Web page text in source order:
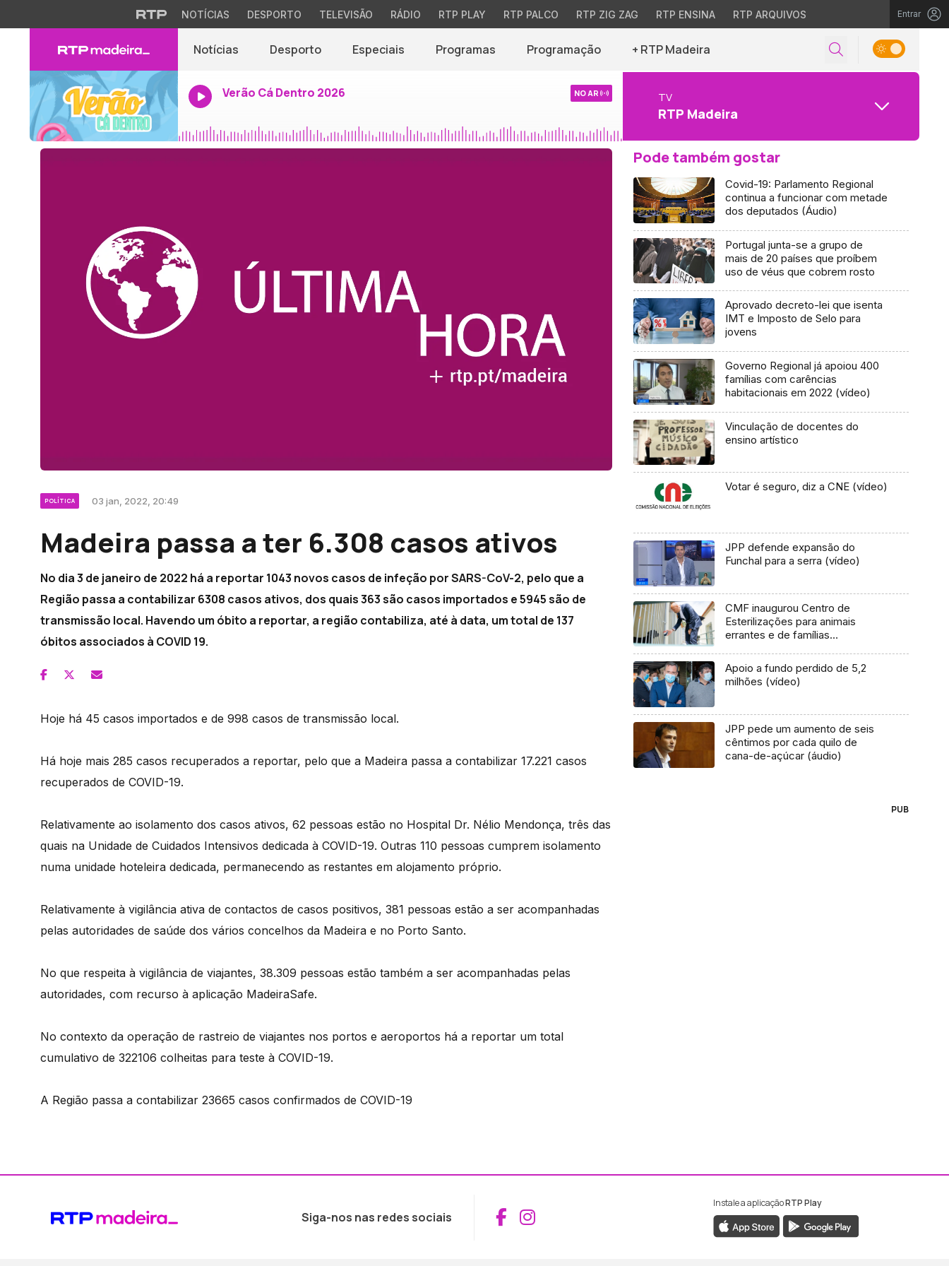
NOTÍCIAS DESPORTO TELEVISÃO RÁDIO RTP PLAY RTP PALCO RTP ZIG ZAG RTP ENSINA RTP ARQUIVOS Entrar
Notícias Desporto Especiais Programas Programação + RTP Madeira
Verão Cá Dentro 2026 NO AR TV
RTP Madeira
POLÍTICA 03 jan, 2022, 20:49
Madeira passa a ter 6.308 casos ativos
No dia 3 de janeiro de 2022 há a reportar 1043 novos casos de infeção por SARS-CoV-2, pelo que a
Região passa a contabilizar 6308 casos ativos, dos quais 363 são casos importados e 5945 são de
transmissão local. Havendo um óbito a reportar, a região contabiliza, até à data, um total de 137
óbitos associados à COVID 19.
Hoje há 45 casos importados e de 998 casos de transmissão local.
Há hoje mais 285 casos recuperados a reportar, pelo que a Madeira passa a contabilizar 17.221 casos
recuperados de COVID-19.
Relativamente ao isolamento dos casos ativos, 62 pessoas estão no Hospital Dr. Nélio Mendonça, três das
quais na Unidade de Cuidados Intensivos dedicada à COVID-19. Outras 110 pessoas cumprem isolamento
numa unidade hoteleira dedicada, permanecendo as restantes em alojamento próprio.
Relativamente à vigilância ativa de contactos de casos positivos, 381 pessoas estão a ser acompanhadas
pelas autoridades de saúde dos vários concelhos da Madeira e no Porto Santo.
No que respeita à vigilância de viajantes, 38.309 pessoas estão também a ser acompanhadas pelas
autoridades, com recurso à aplicação MadeiraSafe.
No contexto da operação de rastreio de viajantes nos portos e aeroportos há a reportar um total
cumulativo de 322106 colheitas para teste à COVID-19.
A Região passa a contabilizar 23665 casos confirmados de COVID-19
Pode também gostar
Covid-19: Parlamento Regional
continua a funcionar com metade
dos deputados (Áudio)
Portugal junta-se a grupo de
mais de 20 países que proíbem
uso de véus que cobrem rosto
Aprovado decreto-lei que isenta
IMT e Imposto de Selo para
jovens
Governo Regional já apoiou 400
famílias com carências
habitacionais em 2022 (vídeo)
Vinculação de docentes do
ensino artístico
Votar é seguro, diz a CNE (vídeo)
JPP defende expansão do
Funchal para a serra (vídeo)
CMF inaugurou Centro de
Esterilizações para animais
errantes e de famílias
Apoio a fundo perdido de 5,2
milhões (vídeo)
JPP pede um aumento de seis
cêntimos por cada quilo de
cana-de-açúcar (áudio)
PUB
Siga-nos nas redes sociais Aceder ao Facebook da RTP Madeira
Aceder ao Instagram da RTP Madeira
Instale a aplicaçãoRTP Play